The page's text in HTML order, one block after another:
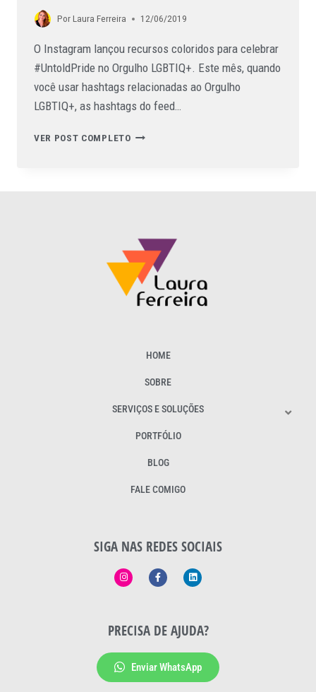
PorLaura Ferreira 12/06/2019
O Instagram lançou recursos coloridos para celebrar
#UntoldPride no Orgulho LGBTIQ+. Este mês, quando
você usar hashtags relacionadas ao Orgulho
LGBTIQ+, as hashtags do feed…
VER POST COMPLETO
HOME
SOBRE
SERVIÇOS E SOLUÇÕES
PORTFÓLIO
BLOG
FALE COMIGO
SIGA NAS REDES SOCIAIS
PRECISA DE AJUDA?
Enviar WhatsApp